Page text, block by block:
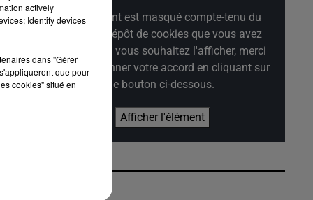
Cet élément est masqué compte-tenu du
refus du dépôt de cookies que vous avez
exprimé. Si vous souhaitez l'afficher, merci
de nous donner votre accord en cliquant sur
le bouton ci-dessous.
Afficher l'élément
actively
Identify devices
dans "Gérer
que pour
cookies" situé en